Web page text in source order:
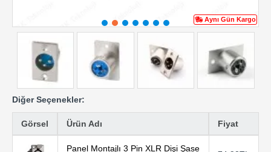
Aynı Gün Kargo
Diğer Seçenekler:
Görsel Ürün Adı Fiyat
Panel Montajlı 3 Pin XLR Dişi Şase